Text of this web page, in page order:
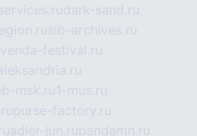
dark-sand.ru
sib-archives.ru
venda-festival.ru
msk.ru1-mus.ru
purse-factory.ru
adler-jun.rubandamn.ru